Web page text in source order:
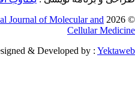
©
Journal of Molecular and
Cellular
& Developed by :